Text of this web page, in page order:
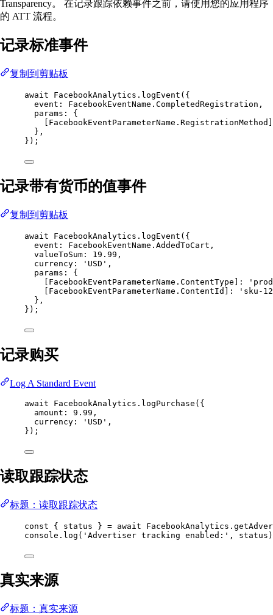
Transparency。 在记录跟踪依赖事件之前，请使用您的应用程序
的 ATT 流程。
记录标准事件
复制到剪贴板
await FacebookAnalytics. logEvent ({
event: FacebookEventName.CompletedRegistration,
params: {
},
});
记录带有货币的值事件
复制到剪贴板
await FacebookAnalytics. logEvent ({
event: FacebookEventName.AddedToCart,
valueToSum: 19.99 ,
currency:
'USD' ,
params: {
[FacebookEventParameterName.ContentType]:
[FacebookEventParameterName.ContentId]:
'sku-
},
});
记录购买
Log A Standard Event
await FacebookAnalytics. logPurchase ({
amount: 9.99 ,
currency:
'USD' ,
});
读取跟踪状态
标题：读取跟踪状态
const { status } = await FacebookAnalytics.
console. log ( 'Advertiser tracking enabled:' ,
真实来源
标题：真实来源